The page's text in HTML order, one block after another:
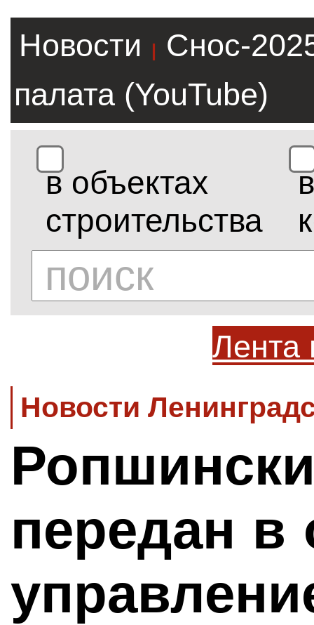
Новости |
Снос-
палата (YouTube)
в объектах
строительства
в
Лента
Новости
передан в